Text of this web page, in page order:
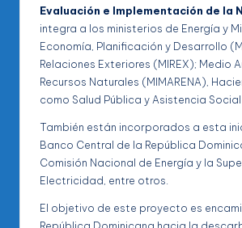
Evaluación e Implementación de la
integra a los ministerios de Energía y
Economía, Planificación y Desarrollo
Relaciones Exteriores (MIREX); Medio
Recursos Naturales (MIMARENA),
como Salud Pública y Asistencia Social
También están incorporados a esta
Banco Central de la República
Comisión Nacional de Energía y la
Electricidad, entre otros.
El objetivo de este proyecto es